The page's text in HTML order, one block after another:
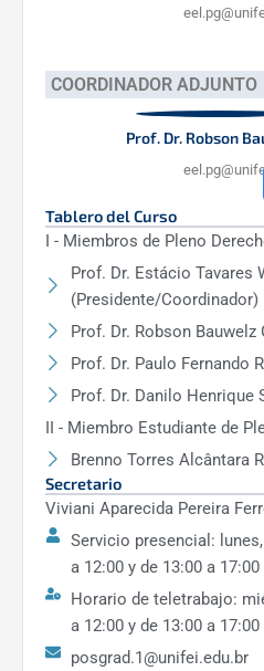
COORDINADOR ADJUNTO
Prof. Dr. Robson
Tablero del Curso
I - Miembros de Pleno
Prof. Dr. Estácio Tavares
(Presidente/Coordinador)
Prof. Dr. Robson Bauwelz
Prof. Dr. Paulo Fernando
Prof. Dr. Danilo Henrique
II - Miembro Estudiante de
Brenno Torres Alcântara
Secretario
Viviani Aparecida Pereira
Servicio presencial:
a 12:00 y de 13:00 a 17:00
Horario de teletrabajo:
a 12:00 y de 13:00 a 17:00
posgrad.1@unifei.edu.br